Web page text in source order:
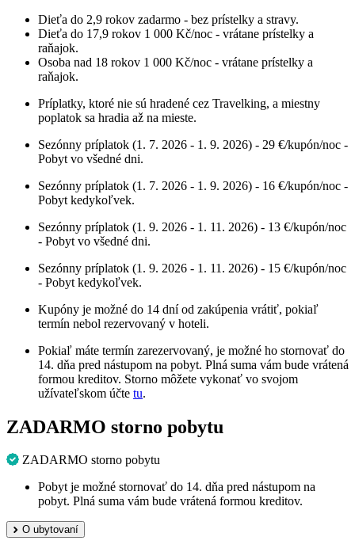
Dieťa do 2,9 rokov zadarmo - bez prístelky a stravy.
Dieťa do 17,9 rokov 1 000 Kč/noc - vrátane prístelky a
raňajok.
Osoba nad 18 rokov 1 000 Kč/noc - vrátane prístelky a
raňajok.
Príplatky, ktoré nie sú hradené cez Travelking, a miestny
poplatok sa hradia až na mieste.
Sezónny príplatok (1. 7. 2026 - 1. 9. 2026) - 29 €/kupón/noc -
Pobyt vo všedné dni.
Sezónny príplatok (1. 7. 2026 - 1. 9. 2026) - 16 €/kupón/noc -
Pobyt kedykoľvek.
Sezónny príplatok (1. 9. 2026 - 1. 11. 2026) - 13 €/kupón/noc
- Pobyt vo všedné dni.
Sezónny príplatok (1. 9. 2026 - 1. 11. 2026) - 15 €/kupón/noc
- Pobyt kedykoľvek.
Kupóny je možné do 14 dní od zakúpenia vrátiť, pokiaľ
termín nebol rezervovaný v hoteli.
Pokiaľ máte termín zarezervovaný, je možné ho stornovať do
14. dňa pred nástupom na pobyt. Plná suma vám bude vrátená
formou kreditov. Storno môžete vykonať vo svojom
užívateľskom účte tu.
ZADARMO storno pobytu
ZADARMO storno pobytu
Pobyt je možné stornovať do 14. dňa pred nástupom na
pobyt. Plná suma vám bude vrátená formou kreditov.
O ubytovaní